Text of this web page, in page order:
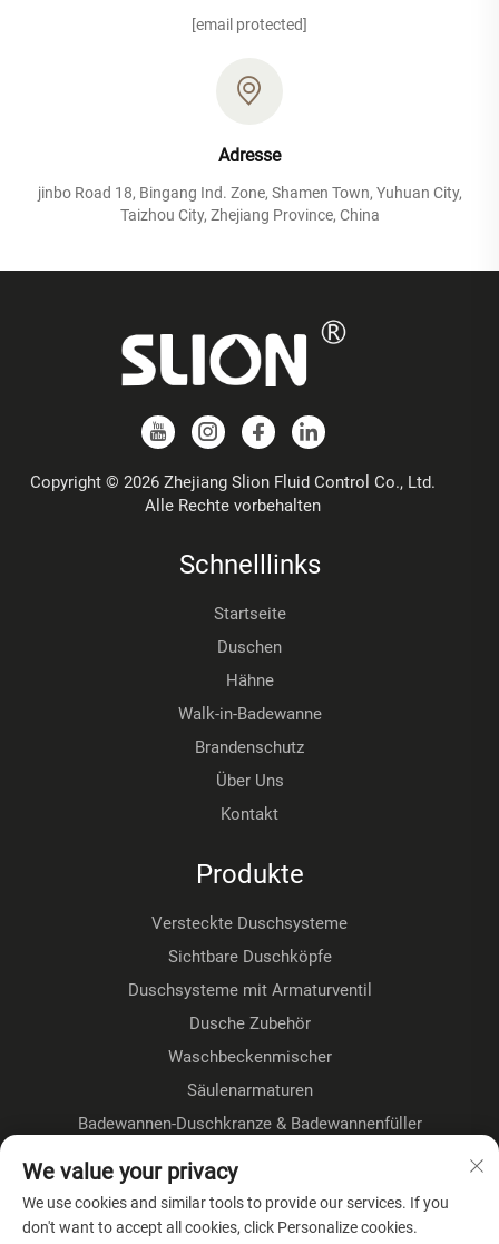
[email protected]
Adresse
jinbo Road 18, Bingang Ind. Zone, Shamen Town, Yuhuan City,
Taizhou City, Zhejiang Province, China
Copyright © 2026 Zhejiang Slion Fluid Control Co., Ltd.
Alle Rechte vorbehalten
Schnelllinks
Startseite
Duschen
Hähne
Walk-in-Badewanne
Brandenschutz
Über Uns
Kontakt
Produkte
Versteckte Duschsysteme
Sichtbare Duschköpfe
Duschsysteme mit Armaturventil
Dusche Zubehör
Waschbeckenmischer
Säulenarmaturen
Badewannen-Duschkranze & Badewannenfüller
Fußbodenmontage-Kranze
We value your privacy
We use cookies and similar tools to provide our services. If you
don't want to accept all cookies, click Personalize cookies.